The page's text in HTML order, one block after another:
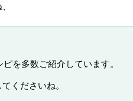
を多数ご紹介しています。
くださいね。